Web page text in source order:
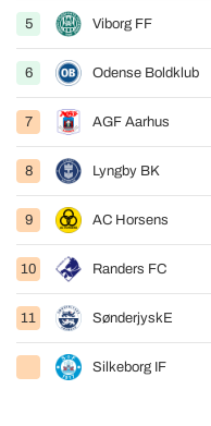
5 Viborg FF
6 Odense Boldklub
7 AGF Aarhus
8 Lyngby BK
9 AC Horsens
10 Randers FC
11 SønderjyskE
Silkeborg IF